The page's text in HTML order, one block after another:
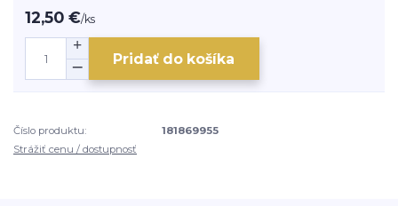
12,50 €/ks
Pridať do košíka
Číslo produktu:
181869955
Strážiť cenu / dostupnosť